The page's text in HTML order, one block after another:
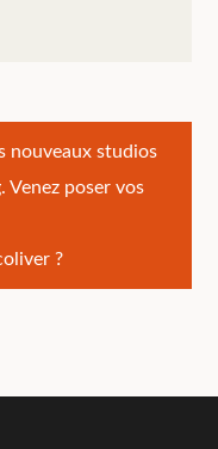
nouveaux studios
Venez poser vos
?